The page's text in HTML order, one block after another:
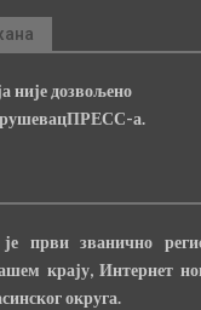
није дозвољено
а.
први званично
крају, Интернет
округа.